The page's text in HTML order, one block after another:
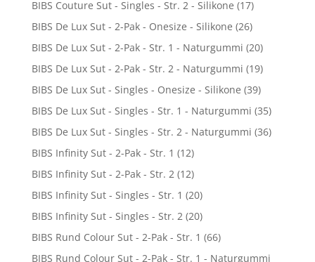
BIBS Couture Sut - Singles - Str. 2 - Silikone (17)
BIBS De Lux Sut - 2-Pak - Onesize - Silikone (26)
BIBS De Lux Sut - 2-Pak - Str. 1 - Naturgummi (20)
BIBS De Lux Sut - 2-Pak - Str. 2 - Naturgummi (19)
BIBS De Lux Sut - Singles - Onesize - Silikone (39)
BIBS De Lux Sut - Singles - Str. 1 - Naturgummi (35)
BIBS De Lux Sut - Singles - Str. 2 - Naturgummi (36)
BIBS Infinity Sut - 2-Pak - Str. 1 (12)
BIBS Infinity Sut - 2-Pak - Str. 2 (12)
BIBS Infinity Sut - Singles - Str. 1 (20)
BIBS Infinity Sut - Singles - Str. 2 (20)
BIBS Rund Colour Sut - 2-Pak - Str. 1 (66)
BIBS Rund Colour Sut - 2-Pak - Str. 1 - Naturgummi